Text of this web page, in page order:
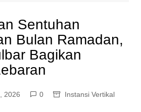
Sentuhan
Bulan Ramadan,
Bagikan
2026 0 Instansi Vertikal